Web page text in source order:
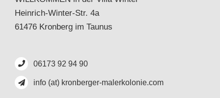
Heinrich-Winter-Str. 4a
61476 Kronberg im Taunus
06173 92 94 90
info (at) kronberger-malerkolonie.com